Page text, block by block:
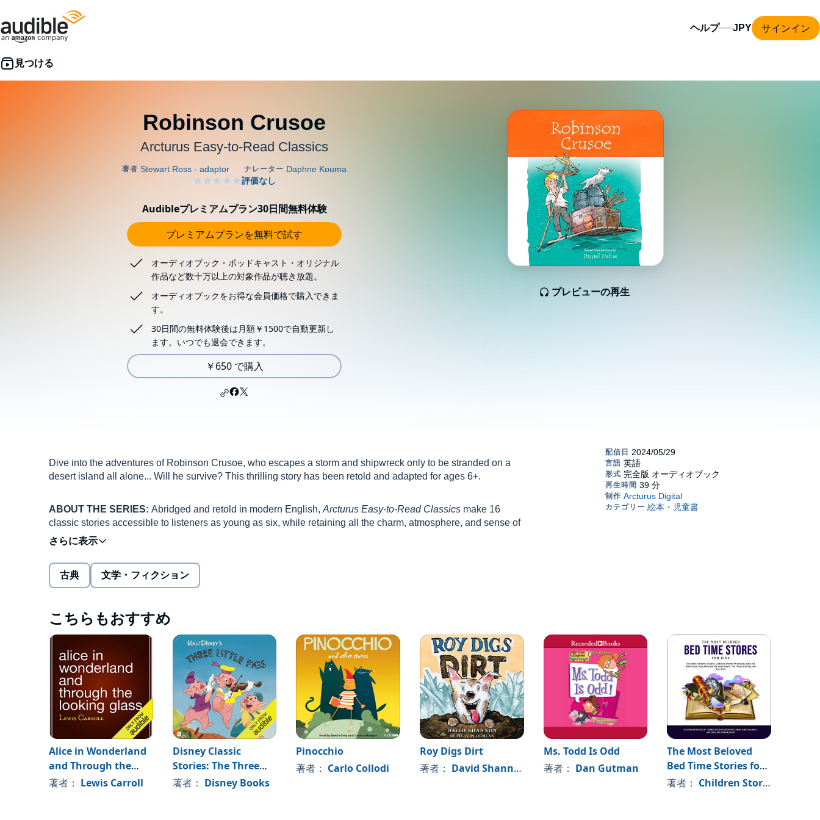
ヘルプ サインイン
Robinson Crusoe
Arcturus Easy-to-Read Classics
プレビューの再生
Audibleプレミアムプラン30日間無料体験
プレミアムプランを無料で試す
オーディオブック・ポッドキャスト・オリジナル
作品など数十万以上の対象作品が聴き放題。
オーディオブックをお得な会員価格で購入できま
す。
30日間の無料体験後は月額￥1500で自動更新し
ます。いつでも退会できます。
￥650 で購入
Dive into the adventures of Robinson Crusoe, who escapes a storm and shipwreck only to be stranded on a
desert island all alone... Will he survive? This thrilling story has been retold and adapted for ages 6+.
ABOUT THE SERIES: Abridged and retold in modern English, Arcturus Easy-to-Read Classics make 16
classic stories accessible to listeners as young as six, while retaining all the charm, atmosphere, and sense of
adventure that made the original tales world-famous.
古典
文学・フィクション
こちらもおすすめ
Alice in Wonderland
and Through the
Looking Glass
著者： Lewis Carroll
Disney Classic
Stories: The Three
Little Pigs
著者： Disney Books
Pinocchio
著者： Carlo Collodi
Roy Digs Dirt
著者： David Shannon
Ms. Todd Is Odd
著者： Dan Gutman
The Most Beloved
Bed Time Stories for
Kids
著者： Children Story Group